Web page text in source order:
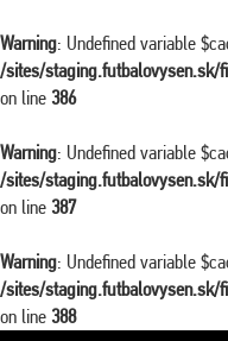
Warning: Undefined variable
/sites/staging.futbalovysen.sk/
on line 386
Warning: Undefined variable
/sites/staging.futbalovysen.sk/
on line 387
Warning: Undefined variable
/sites/staging.futbalovysen.sk/
on line 388